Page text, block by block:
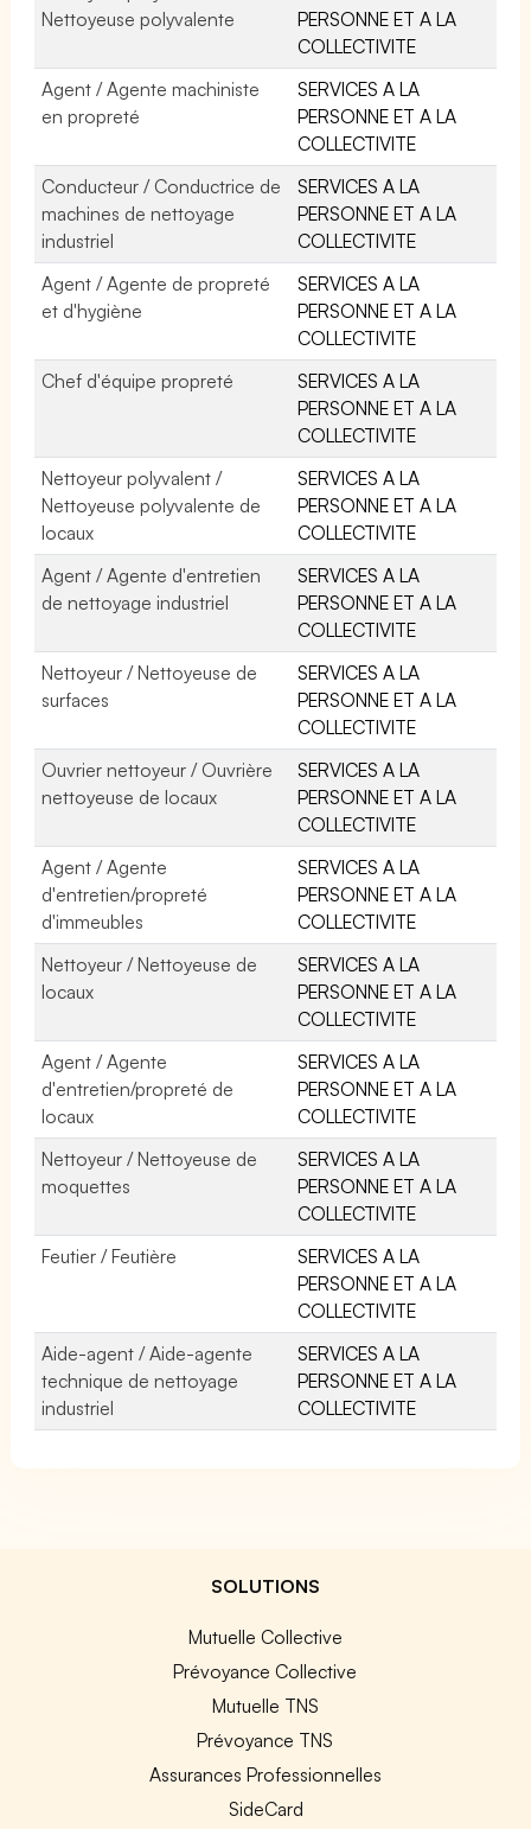
Nettoyeuse polyvalente
PERSONNE ET A LA
COLLECTIVITE
Agent / Agente machiniste
en propreté
SERVICES A LA
PERSONNE ET A LA
COLLECTIVITE
Conducteur / Conductrice de
machines de nettoyage
industriel
SERVICES A LA
PERSONNE ET A LA
COLLECTIVITE
Agent / Agente de propreté
et d'hygiène
SERVICES A LA
PERSONNE ET A LA
COLLECTIVITE
Chef d'équipe propreté
SERVICES A LA
PERSONNE ET A LA
COLLECTIVITE
Nettoyeur polyvalent /
Nettoyeuse polyvalente de
locaux
SERVICES A LA
PERSONNE ET A LA
COLLECTIVITE
Agent / Agente d'entretien
de nettoyage industriel
SERVICES A LA
PERSONNE ET A LA
COLLECTIVITE
Nettoyeur / Nettoyeuse de
surfaces
SERVICES A LA
PERSONNE ET A LA
COLLECTIVITE
Ouvrier nettoyeur / Ouvrière
nettoyeuse de locaux
SERVICES A LA
PERSONNE ET A LA
COLLECTIVITE
Agent / Agente
d'entretien/propreté
d'immeubles
SERVICES A LA
PERSONNE ET A LA
COLLECTIVITE
Nettoyeur / Nettoyeuse de
locaux
SERVICES A LA
PERSONNE ET A LA
COLLECTIVITE
Agent / Agente
d'entretien/propreté de
locaux
SERVICES A LA
PERSONNE ET A LA
COLLECTIVITE
Nettoyeur / Nettoyeuse de
moquettes
SERVICES A LA
PERSONNE ET A LA
COLLECTIVITE
Feutier / Feutière
SERVICES A LA
PERSONNE ET A LA
COLLECTIVITE
Aide-agent / Aide-agente
technique de nettoyage
industriel
SERVICES A LA
PERSONNE ET A LA
COLLECTIVITE
SOLUTIONS
Mutuelle Collective
Prévoyance Collective
Mutuelle TNS
Prévoyance TNS
Assurances Professionnelles
SideCard